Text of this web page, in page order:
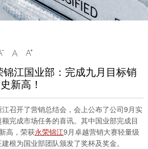
 
江国业部：完成九月目标销
新高！
江召开了营销总结会，会上公布了公司9月实
完成市场任务的喜讯。其中国业部完成目
高，荣获永荣锦江9月卓越营销大赛轻量级
根为国业部团队颁发了奖杯及奖金。